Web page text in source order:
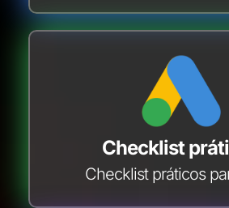
Checklist
Checklist práticos